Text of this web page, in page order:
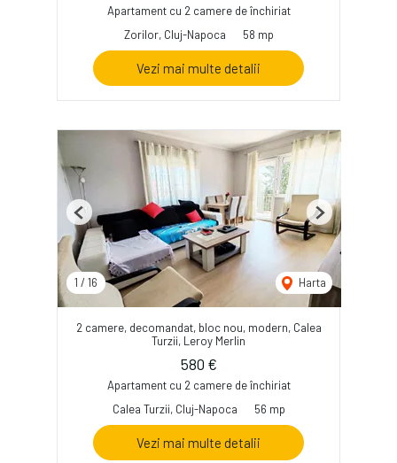
Apartament cu 2 camere de închiriat
Zorilor, Cluj-Napoca
58 mp
Vezi mai multe detalii
1 / 16 Harta
Previous Next
2 camere, decomandat, bloc nou, modern, Calea
Turzii, Leroy Merlin
580 €
Apartament cu 2 camere de închiriat
Calea Turzii, Cluj-Napoca
56 mp
Vezi mai multe detalii